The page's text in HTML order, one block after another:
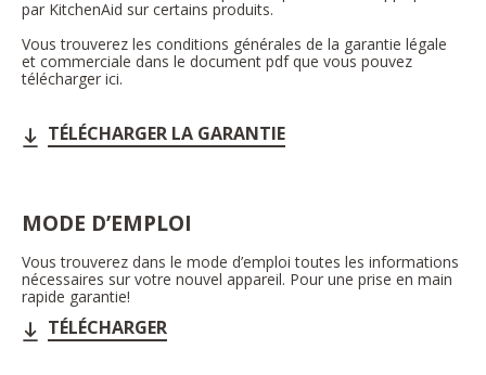
par KitchenAid sur certains produits.
Vous trouverez les conditions générales de la garantie légale
et commerciale dans le document pdf que vous pouvez
télécharger ici.
TÉLÉCHARGER LA GARANTIE
MODE D’EMPLOI
Vous trouverez dans le mode d’emploi toutes les informations
nécessaires sur votre nouvel appareil. Pour une prise en main
rapide garantie!
TÉLÉCHARGER